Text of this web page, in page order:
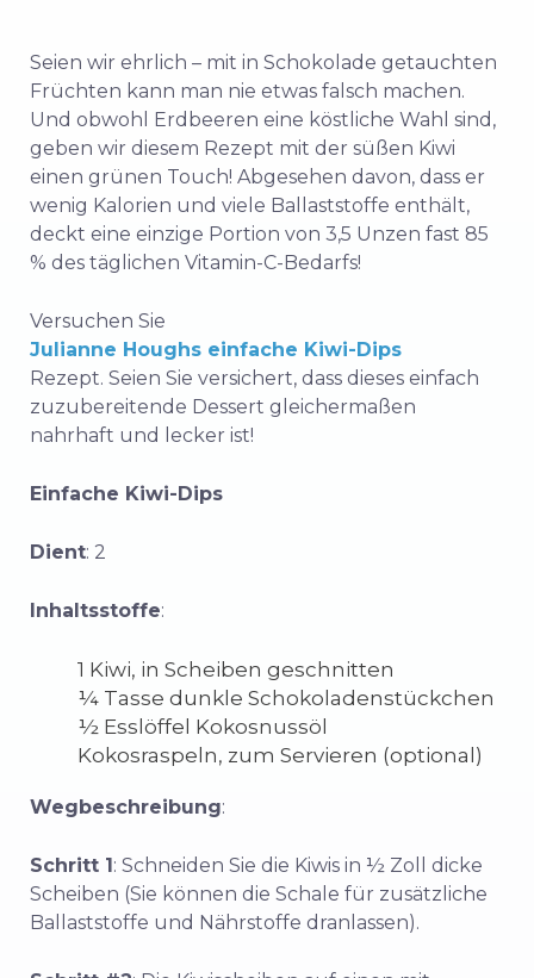
Seien wir ehrlich – mit in Schokolade getauchten
Früchten kann man nie etwas falsch machen.
Und obwohl Erdbeeren eine köstliche Wahl sind,
geben wir diesem Rezept mit der süßen Kiwi
einen grünen Touch! Abgesehen davon, dass er
wenig Kalorien und viele Ballaststoffe enthält,
deckt eine einzige Portion von 3,5 Unzen fast 85
% des täglichen Vitamin-C-Bedarfs!
Versuchen Sie
Julianne Houghs einfache Kiwi-Dips
Rezept. Seien Sie versichert, dass dieses einfach
zuzubereitende Dessert gleichermaßen
nahrhaft und lecker ist!
Einfache Kiwi-Dips
Dient: 2
Inhaltsstoffe:
1 Kiwi, in Scheiben geschnitten
¼ Tasse dunkle Schokoladenstückchen
½ Esslöffel Kokosnussöl
Kokosraspeln, zum Servieren (optional)
Wegbeschreibung:
Schritt 1: Schneiden Sie die Kiwis in ½ Zoll dicke
Scheiben (Sie können die Schale für zusätzliche
Ballaststoffe und Nährstoffe dranlassen).